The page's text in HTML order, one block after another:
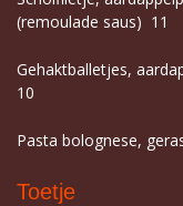
(remoulade saus) 11
Gehaktballetjes,
10
Pasta bolognese,
Toetje